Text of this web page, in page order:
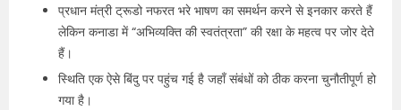
प्रधान मंत्री ट्रूडो नफरत भरे भाषण का समर्थन करने से इनकार करते हैं
लेकिन कनाडा में “अभिव्यक्ति की स्वतंत्रता” की रक्षा के महत्व पर जोर देते
हैं।
स्थिति एक ऐसे बिंदु पर पहुंच गई है जहाँ संबंधों को ठीक करना चुनौतीपूर्ण हो
गया है।